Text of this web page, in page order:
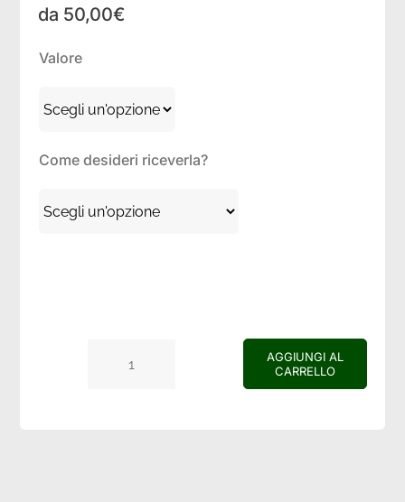
da 50,00€
Valore
Come desideri riceverla?
Gift
AGGIUNGI AL
CARRELLO